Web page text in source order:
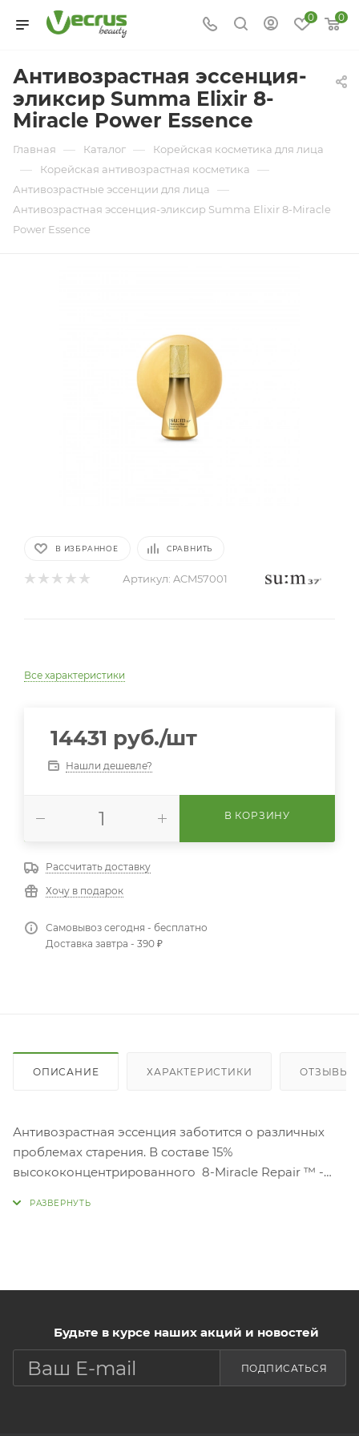
0 0
Антивозрастная эссенция-
эликсир Summa Elixir 8-
Miracle Power Essence
Главная — Каталог — Корейская косметика для лица
— Корейская антивозрастная косметика —
Антивозрастные эссенции для лица —
Антивозрастная эссенция-эликсир Summa Elixir 8-Miracle
Power Essence
В ИЗБРАННОЕ СРАВНИТЬ
Артикул: ACM57001
Все характеристики
14431 руб./шт
Нашли дешевле?
В КОРЗИНУ
Рассчитать доставку
Хочу в подарок
Самовывоз сегодня - бесплатно
Доставка завтра - 390 ₽
ОПИСАНИЕ ХАРАКТЕРИСТИКИ ОТЗЫВЫ
Антивозрастная эссенция заботится о различных
проблемах старения. В составе 15%
высококонцентрированного 8-Miracle Repair ™ -
улучшится. Эссенция восстанавливает нормальное
проблем: увлажнение, лифтинг, эластичность,
морщины, сияние, поры, текстура кожи, барьер.
Основу эссенции составляет концентрат из
Будьте в курсе наших акций и новостей
ПОДПИСАТЬСЯ